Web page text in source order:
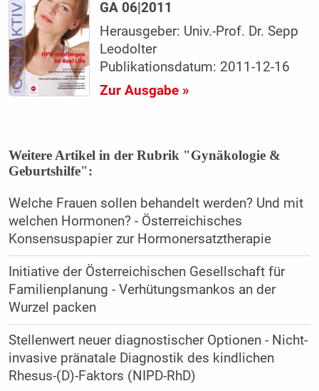
GA 06|2011
Herausgeber: Univ.-Prof. Dr. Sepp
Leodolter
Publikationsdatum: 2011-12-16
Zur Ausgabe »
Weitere Artikel in der Rubrik "Gynäkologie &
Geburtshilfe":
Welche Frauen sollen behandelt werden? Und mit
welchen Hormonen? - Österreichisches
Konsensuspapier zur Hormonersatztherapie
Initiative der Österreichischen Gesellschaft für
Familienplanung - Verhütungsmankos an der
Wurzel packen
Stellenwert neuer diagnostischer Optionen - Nicht-
invasive pränatale Diagnostik des kindlichen
Rhesus-(D)-Faktors (NIPD-RhD)